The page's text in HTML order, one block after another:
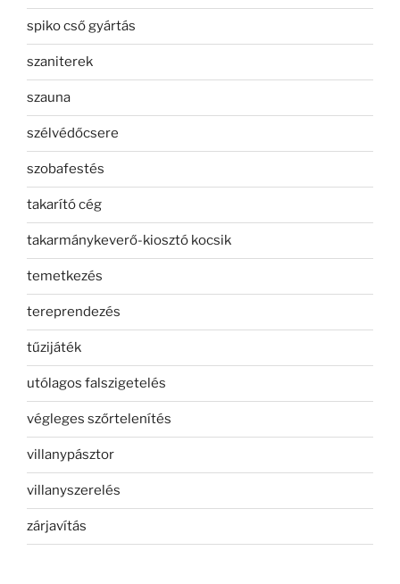
spiko cső gyártás
szaniterek
szauna
szélvédőcsere
szobafestés
takarító cég
takarmánykeverő-kiosztó kocsik
temetkezés
tereprendezés
tűzijáték
utólagos falszigetelés
végleges szőrtelenítés
villanypásztor
villanyszerelés
zárjavítás